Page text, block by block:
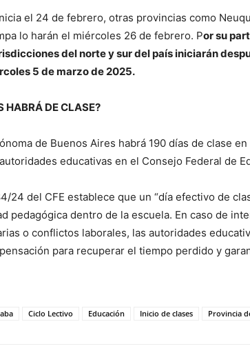
el 24 de febrero, otras provincias como
lo harán el miércoles 26 de febrero. Por su
del norte y sur del país iniciarán
5 de marzo de 2025.
HABRÁ DE CLASE?
de Buenos Aires habrá 190 días de clase
educativas en el Consejo Federal de
24 del CFE establece que un “día efectivo de
pedagógica dentro de la escuela. En caso de
o conflictos laborales, las autoridades
para recuperar el tiempo perdido y
Ciclo Lectivo Educación Inicio de clases Provincia